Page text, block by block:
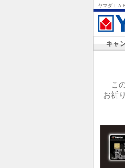
ヤマダＬＡ
この
お祈